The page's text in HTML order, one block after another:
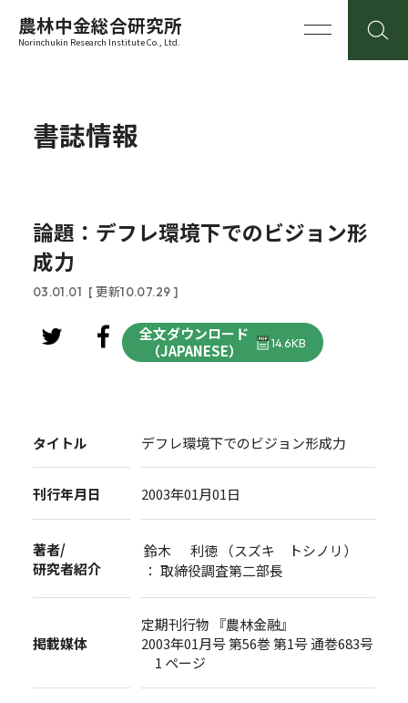
農林中金総合研究所
Norinchukin Research Institute Co., Ltd.
書誌情報
論題：デフレ環境下でのビジョン形
成力
03.01.01 [ 更新10.07.29 ]
全文ダウンロード
（JAPANESE）
14.6KB
タイトル デフレ環境下でのビジョン形成力
刊行年月日 2003年01月01日
著者/
研究者紹介
鈴木 利徳 （スズキ トシノリ）
： 取締役調査第二部長
掲載媒体
定期刊行物 『農林金融』
2003年01月号 第56巻 第1号 通巻683号
1 ページ